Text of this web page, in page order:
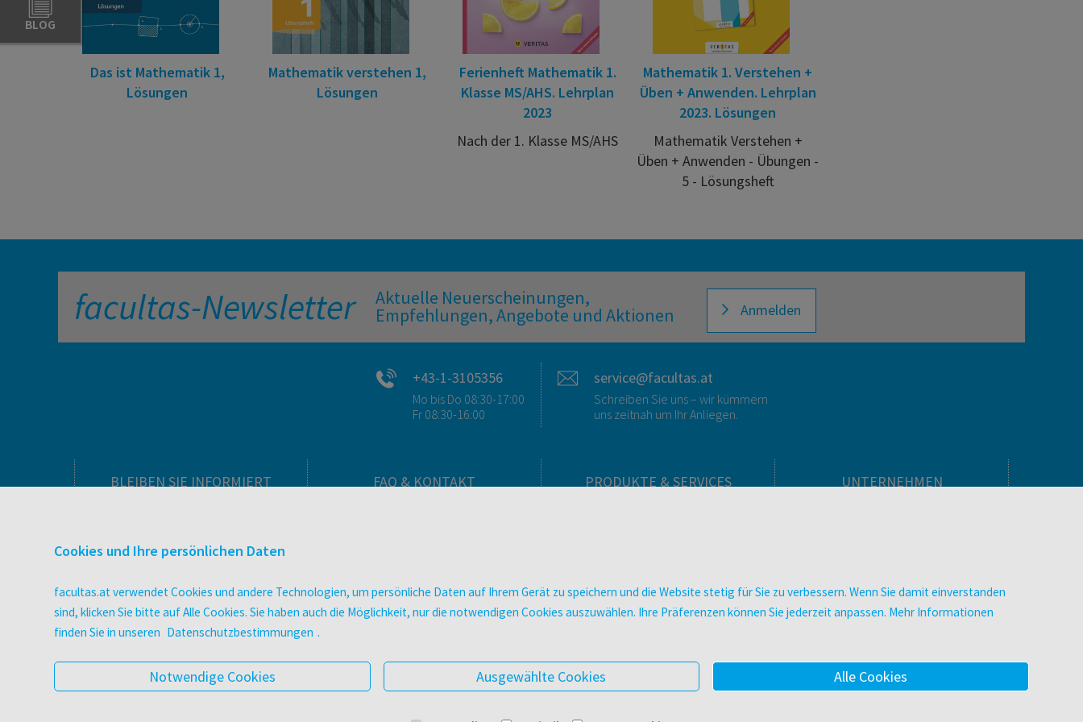
BLOG
Das ist Mathematik 1,
Lösungen
Mathematik verstehen 1,
Lösungen
Ferienheft Mathematik 1.
Klasse MS/AHS. Lehrplan
2023
Nach der 1. Klasse MS/AHS
Mathematik 1. Verstehen +
Üben + Anwenden. Lehrplan
2023. Lösungen
Mathematik Verstehen +
Üben + Anwenden - Übungen -
5 - Lösungsheft
facultas-Newsletter Aktuelle Neuerscheinungen,
Empfehlungen, Angebote und Aktionen Anmelden
+43-1-3105356
Mo bis Do 08:30-17:00
Fr 08:30-16:00
service@facultas.at
Schreiben Sie uns – wir kümmern
uns zeitnah um Ihr Anliegen.
BLEIBEN SIE INFORMIERT
Veranstaltungen
Literaturlisten
facultas Club
Blog facultas.studiert
FAQ & KONTAKT
Ansprechpartner:innen
So finden Sie uns
PRODUKTE & SERVICES
Druckerei facultas druckt.
Kopierservice
UNTERNEHMEN
Datenschutz & Cookies
AGB
Cookies und Ihre persönlichen Daten
facultas.at verwendet Cookies und andere Technologien, um persönliche Daten auf Ihrem Gerät zu speichern und die Website stetig für Sie zu verbessern. Wenn Sie damit einverstanden
sind, klicken Sie bitte auf Alle Cookies. Sie haben auch die Möglichkeit, nur die notwendigen Cookies auszuwählen. Ihre Präferenzen können Sie jederzeit anpassen. Mehr Informationen
finden Sie in unseren Datenschutzbestimmungen .
Notwendige Cookies Ausgewählte Cookies Alle Cookies